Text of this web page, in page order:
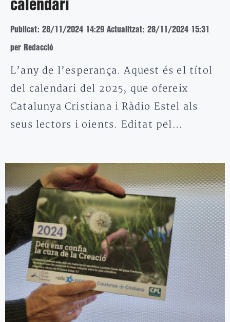
calendari
Publicat: 28/11/2024 14:29 Actualitzat: 28/11/2024 15:31
per Redacció
L’any de l’esperança. Aquest és el títol
del calendari del 2025, que ofereix
Catalunya Cristiana i Ràdio Estel als
seus lectors i oients. Editat pel…